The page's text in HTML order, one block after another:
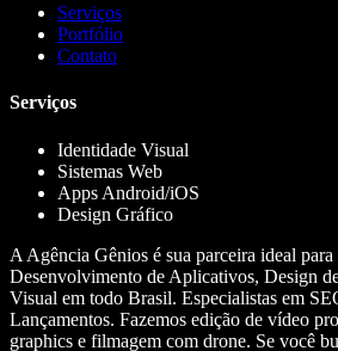
Serviços
Portfólio
Contato
Serviços
Identidade Visual
Sistemas Web
Apps Android/iOS
Design Gráfico
A Agência Gênios é sua parceira ideal
Desenvolvimento de Aplicativos, Design
Visual em todo Brasil. Especialistas em
Lançamentos. Fazemos edição de vídeo
graphics e filmagem com drone. Se você